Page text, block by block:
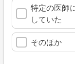
特定の医師
していた
そのほか